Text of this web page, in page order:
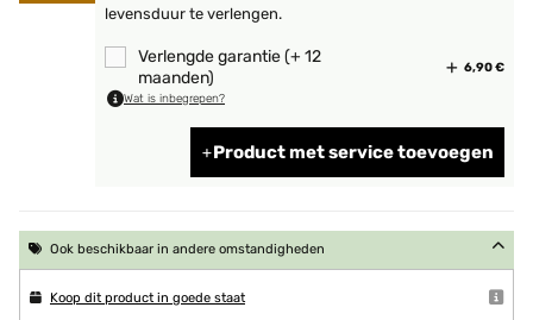
levensduur te verlengen.
Verlengde garantie (+ 12
maanden)
6,90 €
Wat is inbegrepen?
Product met service toevoegen
Ook beschikbaar in andere omstandigheden
Koop dit product in goede staat